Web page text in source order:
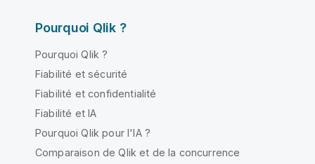
Pourquoi Qlik ?
Pourquoi Qlik ?
Fiabilité et sécurité
Fiabilité et confidentialité
Fiabilité et IA
Pourquoi Qlik pour l'IA ?
Comparaison de Qlik et de la concurrence